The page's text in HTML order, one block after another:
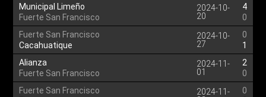
Municipal Limeño
Fuerte San Francisco
2024-10-
20
4
0
Fuerte San Francisco
Cacahuatique
2024-10-
27
0
1
Alianza
Fuerte San Francisco
2024-11-
01
2
0
Fuerte San Francisco
2024-11-
0